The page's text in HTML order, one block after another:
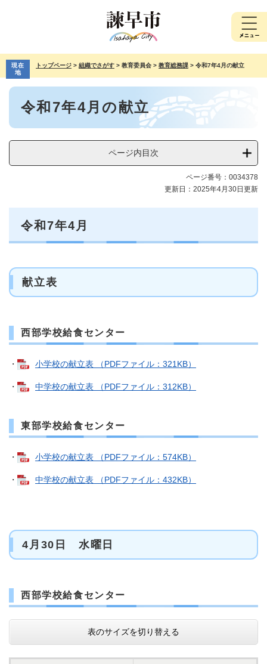
先
で
す。
を
ば
現在
地
トップページ > 組織でさがす > 教育委員会 > 教育総務課 > 令和7年4月の献立
本
令和7年4月の献立
ページ内目次
ページ番号：0034378
更新日：2025年4月30日更新
令和7年4月
献立表
西部学校給食センター
・ 小学校の献立表 （PDFファイル：321KB）
・ 中学校の献立表 （PDFファイル：312KB）
東部学校給食センター
・ 小学校の献立表 （PDFファイル：574KB）
・ 中学校の献立表 （PDFファイル：432KB）
4月30日 水曜日
西部学校給食センター
表のサイズを切り替える